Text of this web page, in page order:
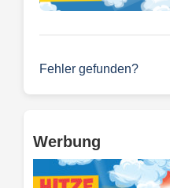
Fehler gefunden?
Werbung